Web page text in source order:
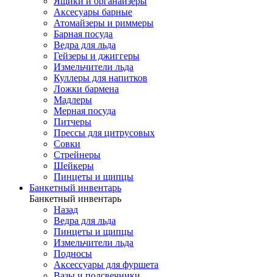
Аксесуары барные
Атомайзеры и риммеры
Барная посуда
Ведра для льда
Гейзеры и джиггеры
Измельчители льда
Куллеры для напитков
Ложки бармена
Мадлеры
Мерная посуда
Питчеры
Прессы для цитрусовых
Совки
Стрейнеры
Шейкеры
Пинцеты и щипцы
Банкетный инвентарь
Банкетный инвентарь
Назад
Ведра для льда
Пинцеты и щипцы
Измельчители льда
Подносы
Аксессуары для фуршета